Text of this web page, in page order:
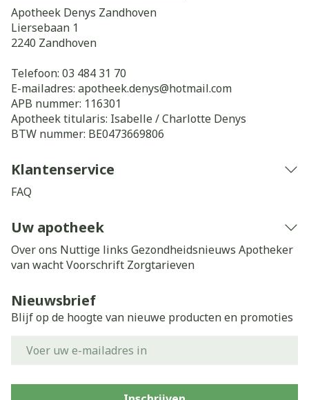
Apotheek Denys Zandhoven
Liersebaan 1
2240 Zandhoven
Telefoon: 03 484 31 70
E-mailadres: apotheek.denys@hotmail.com
APB nummer: 116301
Apotheek titularis: Isabelle / Charlotte Denys
BTW nummer: BE0473669806
Klantenservice
FAQ
Uw apotheek
Over ons Nuttige links Gezondheidsnieuws Apotheker
van wachtVoorschrift Zorgtarieven
Nieuwsbrief
Blijf op de hoogte van nieuwe producten en promoties